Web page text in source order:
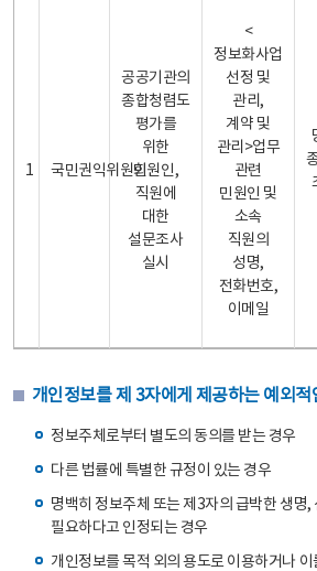
1 국민권익위원회
공공기관의
종합청렴도
평가를
위한
민원인,
직원에
대한
설문조사
실시
<
정보화사업
선정 및
관리,
계약 및
관리>업무
관련
민원인 및
소속
직원의
성명,
전화번호,
이메일
개인정보를 제 3자에게 제공하는 예외적
정보주체로부터 별도의 동의를 받는 경우
다른 법률에 특별한 규정이 있는 경우
명백히 정보주체 또는 제3자의 급박한 생명,
필요하다고 인정되는 경우
개인정보를 목적 외의 용도로 이용하거나